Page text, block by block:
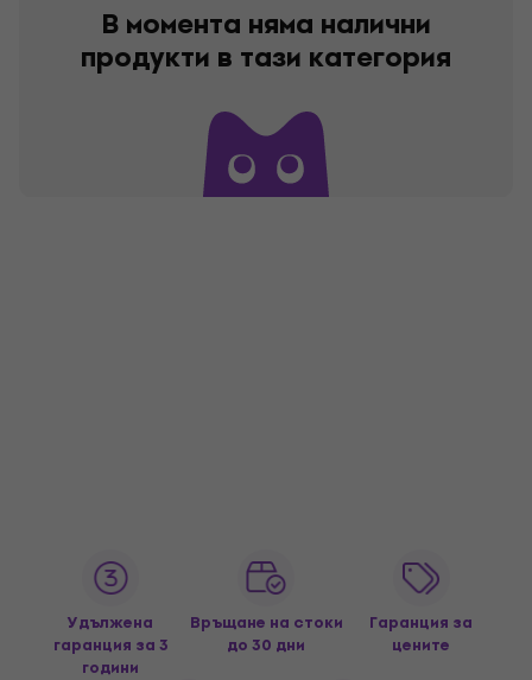
В момента няма налични
продукти в тази категория
Удължена
гаранция за 3
години
Връщане на стоки
до 30 дни
Гаранция за
цените